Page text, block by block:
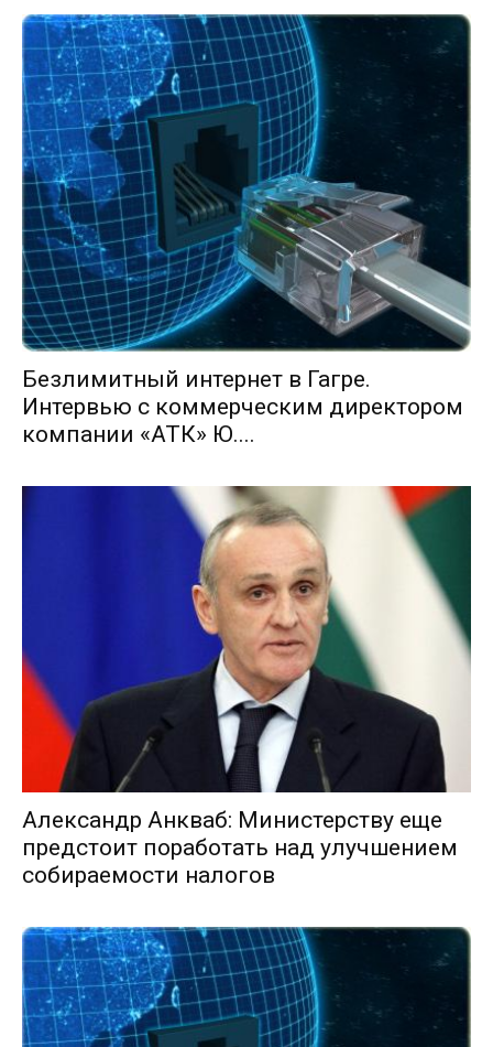
Безлимитный интернет в Гагре.
Интервью с коммерческим директором
компании «АТК» Ю....
Александр Анкваб: Министерству еще
предстоит поработать над улучшением
собираемости налогов